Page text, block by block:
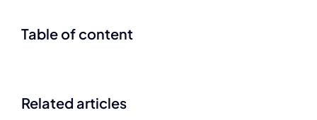
Table of content
Related articles